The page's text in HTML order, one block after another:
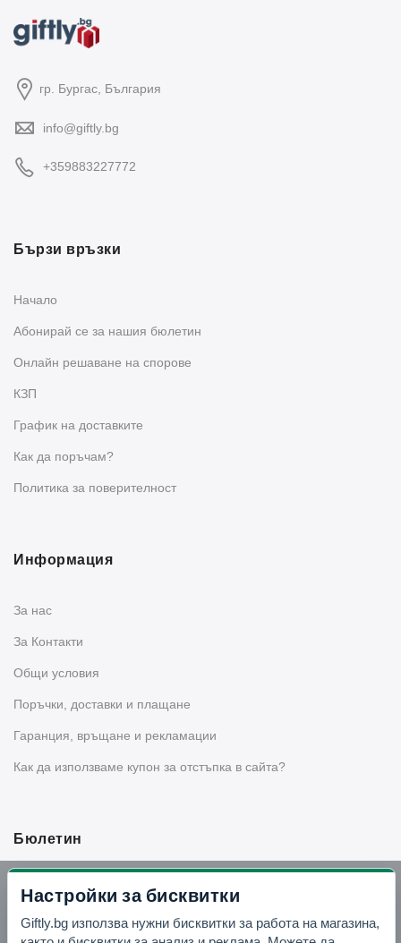
гр. Бургас, България
info@giftly.bg
+359883227772
Бързи връзки
Начало
Абонирай се за нашия бюлетин
Oнлайн решаване на спорове
КЗП
График на доставките
Как да поръчам?
Политика за поверителност
Информация
За нас
За Контакти
Общи условия
Поръчки, доставки и плащане
Гаранция, връщане и рекламации
Как да използваме купон за отстъпка в сайта?
Бюлетин
Вземи -10% отстъпка в Telegram
Отвори Telegram
Настройки за бисквитки
Giftly.bg използва нужни бисквитки за работа на магазина,